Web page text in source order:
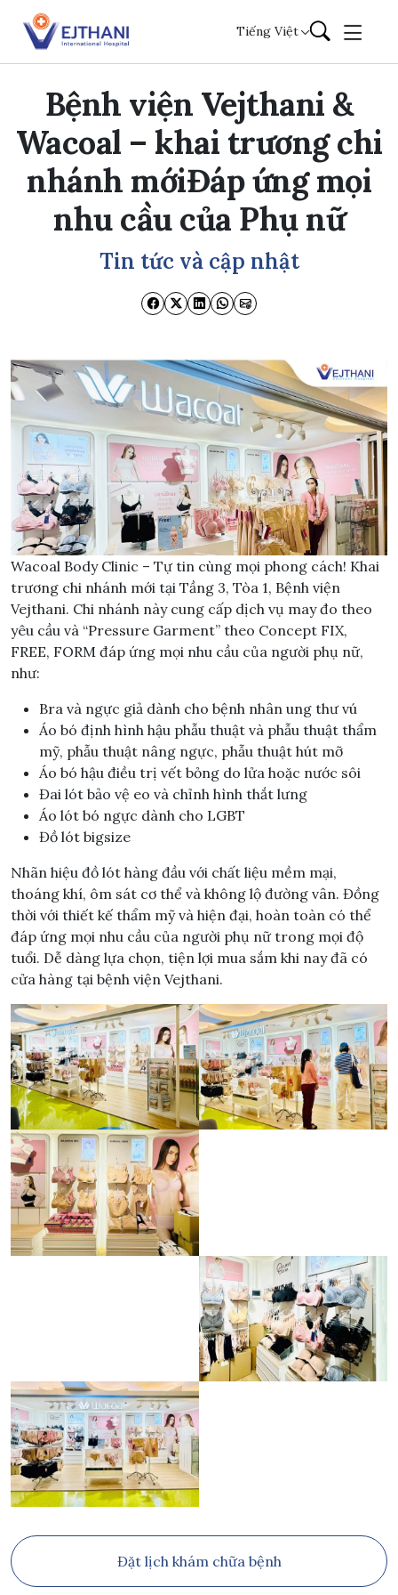
Skip to content
Tiếng Việt
Bệnh viện Vejthani &
Wacoal – khai trương chi
nhánh mớiĐáp ứng mọi
nhu cầu của Phụ nữ
Tin tức và cập nhật
Wacoal Body Clinic – Tự tin cùng mọi phong cách! Khai
trương chi nhánh mới tại Tầng 3, Tòa 1, Bệnh viện
Vejthani. Chi nhánh này cung cấp dịch vụ may đo theo
yêu cầu và “Pressure Garment” theo Concept FIX,
FREE, FORM đáp ứng mọi nhu cầu của người phụ nữ,
như:
Bra và ngực giả dành cho bệnh nhân ung thư vú
Áo bó định hình hậu phẫu thuật và phẫu thuật thẩm
mỹ, phẫu thuật nâng ngực, phẫu thuật hút mỡ
Áo bó hậu điều trị vết bỏng do lửa hoặc nước sôi
Đai lót bảo vệ eo và chỉnh hình thắt lưng
Áo lót bó ngực dành cho LGBT
Đồ lót bigsize
Nhãn hiệu đồ lót hàng đầu với chất liệu mềm mại,
thoáng khí, ôm sát cơ thể và không lộ đường vân. Đồng
thời với thiết kế thẩm mỹ và hiện đại, hoàn toàn có thể
đáp ứng mọi nhu cầu của người phụ nữ trong mọi độ
tuổi. Dễ dàng lựa chọn, tiện lợi mua sắm khi nay đã có
cửa hàng tại bệnh viện Vejthani.
Đặt lịch khám chữa bệnh